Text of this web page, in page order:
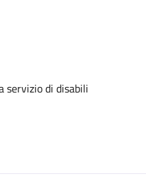
servizio di disabili